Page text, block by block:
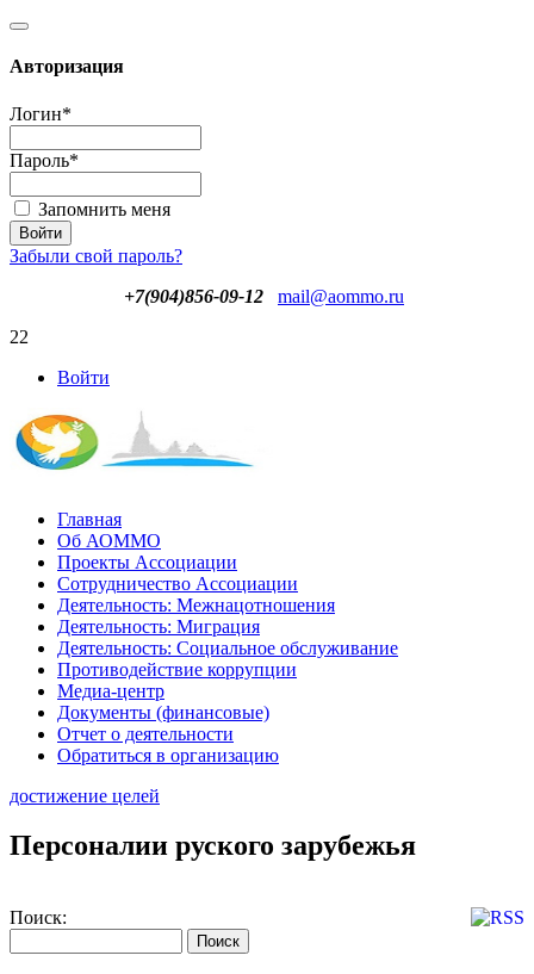
Авторизация
Логин*
Пароль*
Запомнить меня
Забыли свой пароль?
+7(904)856-09-12
mail@aommo.ru
22
Войти
Главная
Об АОММО
Проекты Ассоциации
Сотрудничество Ассоциации
Деятельность: Межнацотношения
Деятельность: Миграция
Деятельность: Социальное обслуживание
Противодействие коррупции
Медиа-центр
Документы (финансовые)
Отчет о деятельности
Обратиться в организацию
достижение целей
Персоналии руского зарубежья
Поиск: